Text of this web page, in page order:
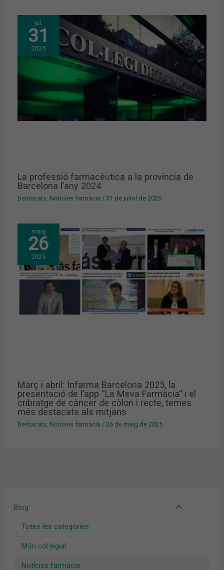
Blog
Totes les categories
Món col·legial
Notícies farmàcia
jul.
31
2025
La professió farmacèutica a la província de
Barcelona l’any 2024
Destacats Notícies farmàcia /31 de juliol de 2025
maig
26
2025
Març i abril: Infarma Barcelona 2025, la
presentació de l’app “La Meva Farmàcia” i el
cribratge de càncer de còlon i recte, temes
més destacats als mitjans
Destacats, Notícies farmàcia /26 de maig de 2025